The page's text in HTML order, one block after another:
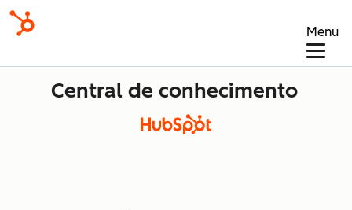
Menu
Central de conhecimento